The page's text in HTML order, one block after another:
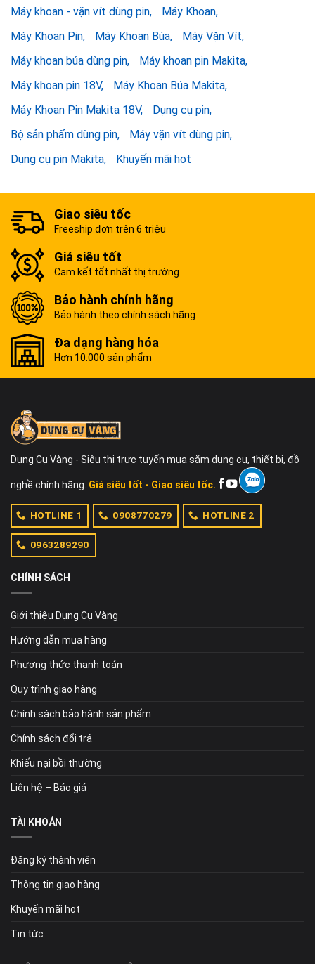
Máy khoan - vặn vít dùng pin
Máy Khoan
Máy Khoan Pin
Máy Khoan Búa
Máy Vặn Vít
Máy khoan búa dùng pin
Máy khoan pin Makita
Máy khoan pin 18V
Máy Khoan Búa Makita
Máy Khoan Pin Makita 18V
Dụng cụ pin
Bộ sản phẩm dùng pin
Máy vặn vít dùng pin
Dụng cụ pin Makita
Khuyến mãi hot
Giao siêu tốc
Freeship đơn trên 6 triệu
Giá siêu tốt
Cam kết tốt nhất thị trường
Bảo hành chính hãng
Bảo hành theo chính sách hãng
Đa dạng hàng hóa
Hơn 10.000 sản phẩm
Dụng Cụ Vàng - Siêu thị trực tuyến mua sắm dụng cụ, thiết bị, đồ
nghề chính hãng. Giá siêu tốt - Giao siêu tốc.
HOTLINE 1 0908770279 HOTLINE 2
0963289290
CHÍNH SÁCH
Giới thiệu Dụng Cụ Vàng
Hướng dẫn mua hàng
Phương thức thanh toán
Quy trình giao hàng
Chính sách bảo hành sản phẩm
Chính sách đổi trả
Khiếu nại bồi thường
Liên hệ – Báo giá
TÀI KHOẢN
Đăng ký thành viên
Thông tin giao hàng
Khuyến mãi hot
Tin tức